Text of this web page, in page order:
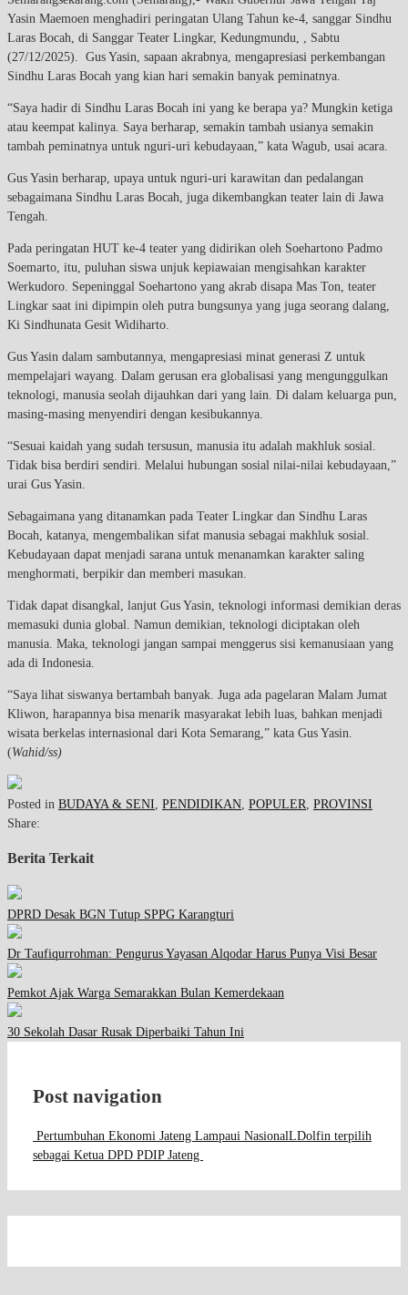
Yasin Maemoen menghadiri peringatan Ulang Tahun ke-4, sanggar Sindhu
Laras Bocah, di Sanggar Teater Lingkar, Kedungmundu, , Sabtu
(27/12/2025). Gus Yasin, sapaan akrabnya, mengapresiasi perkembangan
Sindhu Laras Bocah yang kian hari semakin banyak peminatnya.
“Saya hadir di Sindhu Laras Bocah ini yang ke berapa ya? Mungkin ketiga
atau keempat kalinya. Saya berharap, semakin tambah usianya semakin
tambah peminatnya untuk nguri-uri kebudayaan,” kata Wagub, usai acara.
Gus Yasin berharap, upaya untuk nguri-uri karawitan dan pedalangan
sebagaimana Sindhu Laras Bocah, juga dikembangkan teater lain di Jawa
Tengah.
Pada peringatan HUT ke-4 teater yang didirikan oleh Soehartono Padmo
Soemarto, itu, puluhan siswa unjuk kepiawaian mengisahkan karakter
Werkudoro. Sepeninggal Soehartono yang akrab disapa Mas Ton, teater
Lingkar saat ini dipimpin oleh putra bungsunya yang juga seorang dalang,
Ki Sindhunata Gesit Widiharto.
Gus Yasin dalam sambutannya, mengapresiasi minat generasi Z untuk
mempelajari wayang. Dalam gerusan era globalisasi yang mengunggulkan
teknologi, manusia seolah dijauhkan dari yang lain. Di dalam keluarga pun,
masing-masing menyendiri dengan kesibukannya.
“Sesuai kaidah yang sudah tersusun, manusia itu adalah makhluk sosial.
Tidak bisa berdiri sendiri. Melalui hubungan sosial nilai-nilai kebudayaan,”
urai Gus Yasin.
Sebagaimana yang ditanamkan pada Teater Lingkar dan Sindhu Laras
Bocah, katanya, mengembalikan sifat manusia sebagai makhluk sosial.
Kebudayaan dapat menjadi sarana untuk menanamkan karakter saling
menghormati, berpikir dan memberi masukan.
Tidak dapat disangkal, lanjut Gus Yasin, teknologi informasi demikian deras
memasuki dunia global. Namun demikian, teknologi diciptakan oleh
manusia. Maka, teknologi jangan sampai menggerus sisi kemanusiaan yang
ada di Indonesia.
“Saya lihat siswanya bertambah banyak. Juga ada pagelaran Malam Jumat
Kliwon, harapannya bisa menarik masyarakat lebih luas, bahkan menjadi
wisata berkelas internasional dari Kota Semarang,” kata Gus Yasin.
(Wahid/ss)
Posted in BUDAYA & SENI PENDIDIKAN POPULER PROVINSI
Share:
Berita Terkait
DPRD Desak BGN Tutup SPPG Karangturi
Dr Taufiqurrohman: Pengurus Yayasan Alqodar Harus Punya Visi Besar
Pemkot Ajak Warga Semarakkan Bulan Kemerdekaan
30 Sekolah Dasar Rusak Diperbaiki Tahun Ini
Post navigation
Pertumbuhan Ekonomi Jateng Lampaui NasionalLDolfin terpilih
sebagai Ketua DPD PDIP Jateng